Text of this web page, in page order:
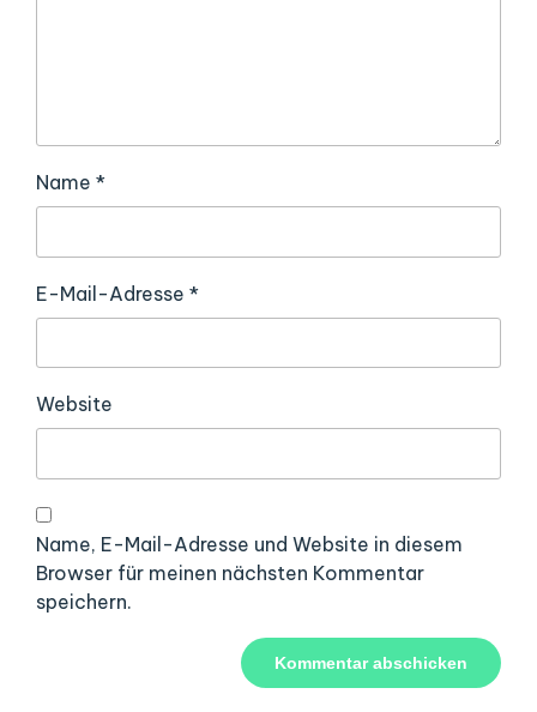
Name *
E-Mail-Adresse *
Website
Name, E-Mail-Adresse und Website in diesem
Browser für meinen nächsten Kommentar
speichern.